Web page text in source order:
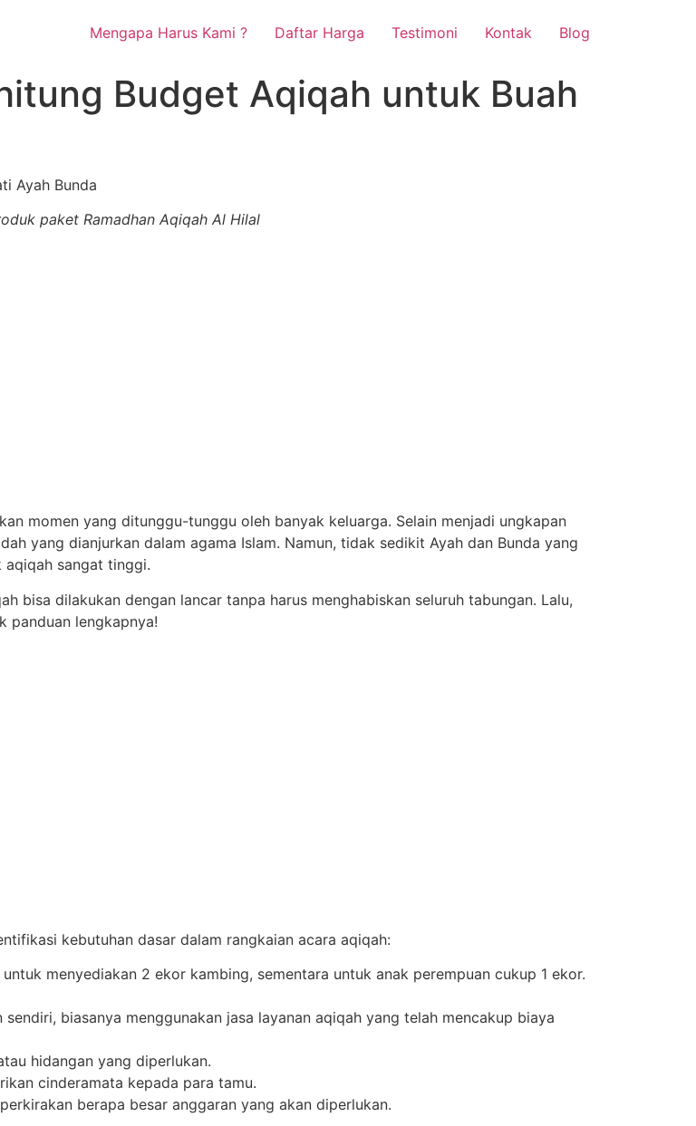
Mengapa Harus Kami ? Daftar Harga Testimoni Kontak Blog
Budget Aqiqah untuk Buah
paket Ramadhan Aqiqah Al Hilal
momen yang ditunggu-tunggu oleh banyak keluarga. Selain menjadi ungkapan
yang dianjurkan dalam agama Islam. Namun, tidak sedikit Ayah dan Bunda yang
aqiqah sangat tinggi.
bisa dilakukan dengan lancar tanpa harus menghabiskan seluruh tabungan. Lalu,
panduan lengkapnya!
kebutuhan dasar dalam rangkaian acara aqiqah:
menyediakan 2 ekor kambing, sementara untuk anak perempuan cukup 1 ekor.
biasanya menggunakan jasa layanan aqiqah yang telah mencakup biaya
hidangan yang diperlukan.
cinderamata kepada para tamu.
berapa besar anggaran yang akan diperlukan.